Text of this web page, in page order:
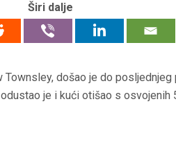
Širi dalje
došao je do posljednjeg
je i kući otišao s osvojenih